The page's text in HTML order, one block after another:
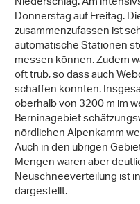
Donnerstag auf Freitag.
zusammenzufassen ist
automatische Stationen
messen können. Zudem
oft trüb, so dass auch
schaffen konnten.
oberhalb von 3200 m im
Berninagebiet
nördlichen Alpenkamm
Auch in den übrigen
Mengen waren aber
Neuschneeverteilung ist
dargestellt.